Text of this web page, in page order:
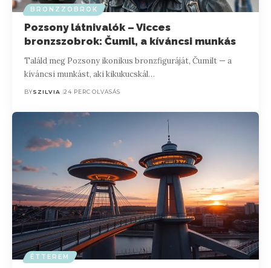
BRONZZOBROK
Pozsony látnivalók – Vicces
bronzszobrok: Čumil, a kíváncsi munkás
Találd meg Pozsony ikonikus bronzfiguráját, Čumilt — a
kíváncsi munkást, aki kikukucskál…
BYSZILVIA 24 PERC OLVASÁS
ÉTTEREM